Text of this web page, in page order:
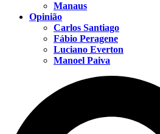
Manaus
Opinião
Carlos Santiago
Fábio Peragene
Luciano Everton
Manoel Paiva